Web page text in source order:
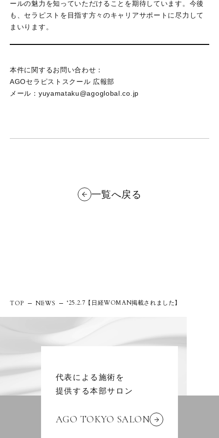
ールの魅力を知っていただけることを期待しています。今後
も、セラピストを目指す方々のキャリアサポートに尽力して
まいります。
本件に関するお問い合わせ：
AGOセラピストスクール 広報部
メール：yuyamataku@agoglobal.co.jp
一覧へ戻る
TOP NEWS ‘25.2.7【日経WOMAN掲載されました】
代表による施術を
提供する本部サロン
AGO TOKYO SALON